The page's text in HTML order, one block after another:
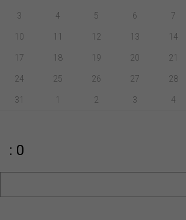
3 4 5 6 7
10 11 12 13 14
17 18 19 20 21
24 25 26 27 28
31 1 2 3 4
: 0